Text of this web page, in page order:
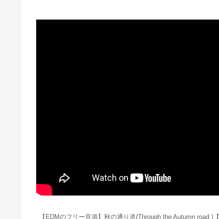
【EDMのフリー音源】秋の通り道(Through the Autumn road )【